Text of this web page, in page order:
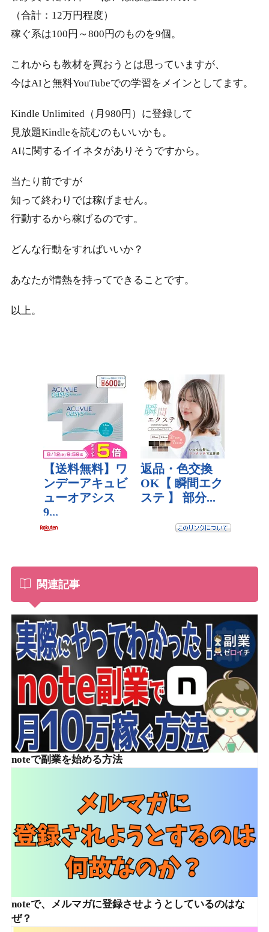
（合計：12万円程度）
稼ぐ系は100円～800円のものを9個。
これからも教材を買おうとは思っていますが、
今はAIと無料YouTubeでの学習をメインとしてます。
Kindle Unlimited（月980円）に登録して
見放題Kindleを読むのもいいかも。
AIに関するイイネタがありそうですから。
当たり前ですが
知って終わりでは稼げません。
行動するから稼げるのです。
どんな行動をすればいいか？
あなたが情熱を持ってできることです。
以上。
関連記事
noteで副業を始める方法
noteで、メルマガに登録させようとしているのはな
ぜ？